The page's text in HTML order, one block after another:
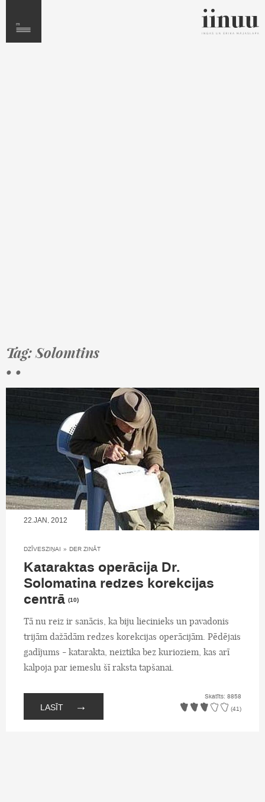
Tag: Solomtins
• •
22.JAN, 2012
DZĪVESZIŅAI » DER ZINĀT
Kataraktas operācija Dr.
Solomatina redzes korekcijas
centrā (10)
Tā nu reiz ir sanācis, ka biju liecinieks un pavadonis
trijām dažādām redzes korekcijas operācijām. Pēdējais
gadījums - katarakta, neiztika bez kurioziem, kas arī
kalpoja par iemeslu šī raksta tapšanai.
LASĪT →
Skatīts: 8858
(41)